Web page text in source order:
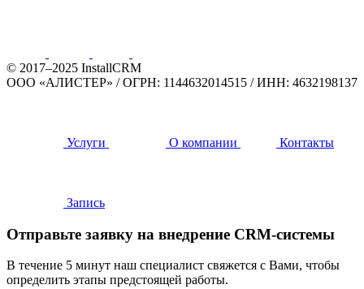
© 2017–2025 InstallCRM
ООО «АЛИСТЕР» /ОГРН: 1144632014515 /ИНН: 4632198137
Услуги О компании Контакты
Запись
Отправьте заявку на внедрение CRM-системы
В течение 5 минут наш специалист свяжется с Вами, чтобы
определить этапы предстоящей работы.